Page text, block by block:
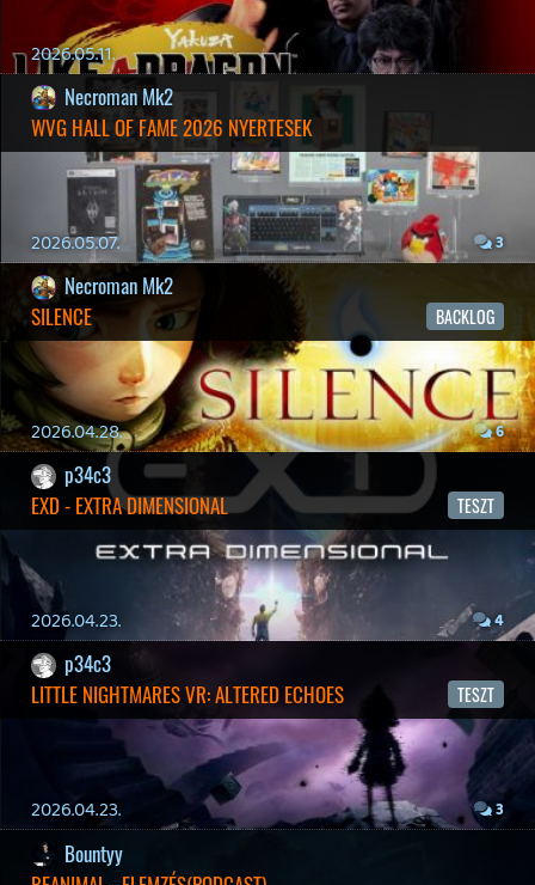
19 éve videójáték minden nap! Copyright 365 Media Kft
Impresszum | Hirdetési ajánlatunk
Felhasználási feltételek
| Adatvédelmi elveink
Sütik
Hírek | Cikkek Podcastok
Gaming Fórum | Offtopic Fórum
RSS | Blog RSS | Podcast RSS |
Instagram | Youtube | Facebook |
Twitter
Patreon